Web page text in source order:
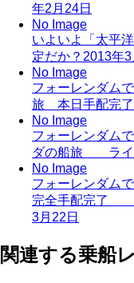
年2月24日
No Image
いよいよ「太平
定だか？ 2013年3
No Image
フォーレンダム
旅 本日手配完了
No Image
フォーレンダム
ダの船旅 ライ
No Image
フォーレンダム
完全手配完了
3月22日
関連する乗船